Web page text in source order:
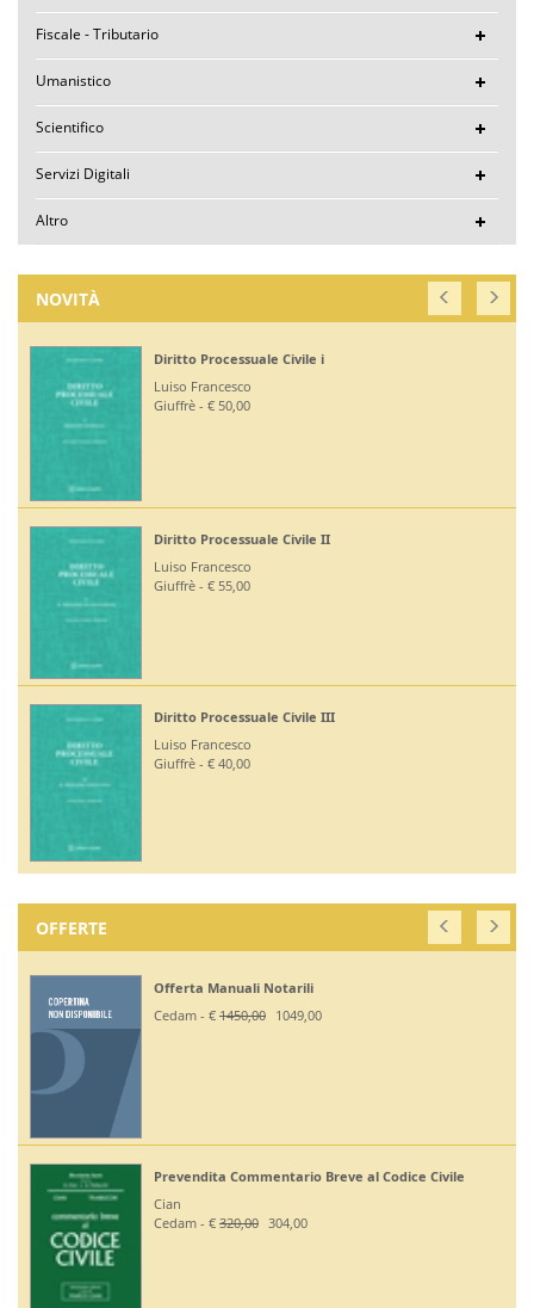
Fiscale - Tributario
Umanistico
Scientifico
Servizi Digitali
Altro
NOVITÀ
Diritto Processuale Civile i
Luiso Francesco
Giuffrè - € 50,00
Diritto Processuale Civile II
Luiso Francesco
Giuffrè - € 55,00
Diritto Processuale Civile III
Luiso Francesco
Giuffrè - € 40,00
OFFERTE
Offerta Manuali Notarili
Cedam - €
1450,00 1049,00
Prevendita Commentario Breve al Codice Civile
Cian
Cedam - €
320,00 304,00